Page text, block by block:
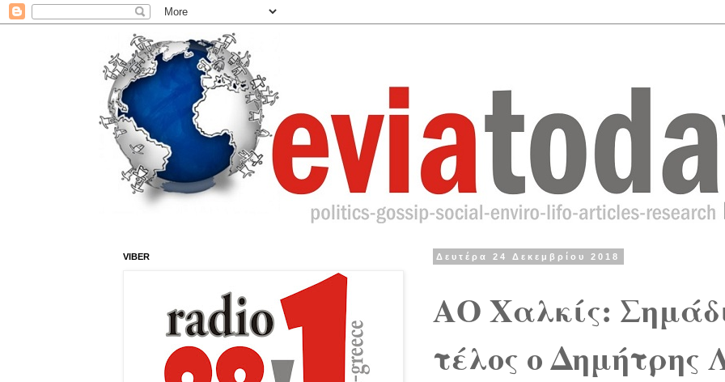
Δευτέρα 24 Δεκεμβρίου 2018
ΑΟ Χαλκίς:
τέλος ο Δημήτρης
VIBER